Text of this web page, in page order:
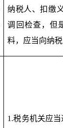
纳税人、扣缴
调回检查，但
料，应当向纳
1.税务机关应